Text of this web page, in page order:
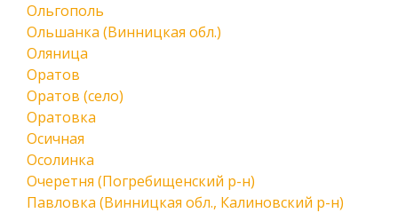
Ольгополь
Ольшанка (Винницкая обл.)
Оляница
Оратов
Оратов (село)
Оратовка
Осичная
Осолинка
Очеретня (Погребищенский р-н)
Павловка (Винницкая обл., Калиновский р-н)